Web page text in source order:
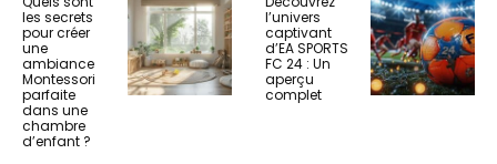
les secrets
pour créer
une
ambiance
Montessori
parfaite
dans une
chambre
d’enfant ?
l’univers
captivant
d’EA SPORTS
FC 24 : Un
aperçu
complet